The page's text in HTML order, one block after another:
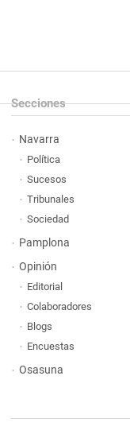
Secciones
Navarra
Política
Sucesos
Tribunales
Sociedad
Pamplona
Opinión
Editorial
Colaboradores
Blogs
Encuestas
Osasuna